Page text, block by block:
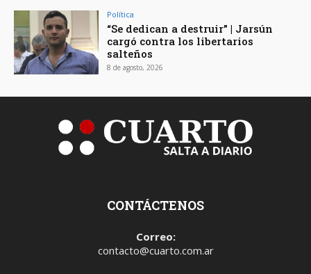
Política
“Se dedican a destruir” | Jarsún
cargó contra los libertarios
salteños
8 de agosto, 2026
CONTÁCTENOS
Correo:
contacto@cuarto.com.ar